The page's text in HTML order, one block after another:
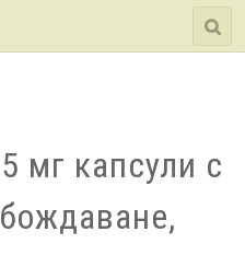
мг капсули с